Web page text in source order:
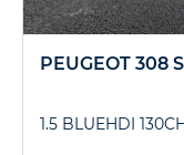
PEUGEOT 308
1.5 BLUEHDI